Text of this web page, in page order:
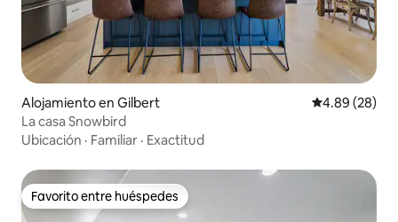
Alojamiento en Gilbert Calificación
4.89 (28)
La casa Snowbird
Ubicación · Familiar · Exactitud
Favorito entre huéspedes
Favorito entre huéspedes